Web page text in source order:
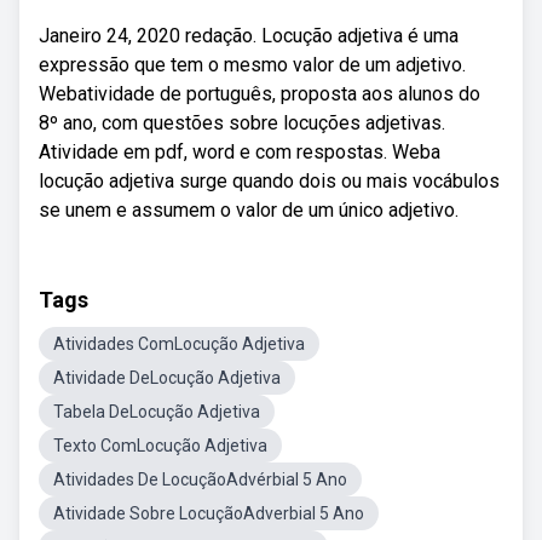
Janeiro 24, 2020 redação. Locução adjetiva é uma
expressão que tem o mesmo valor de um adjetivo.
Webatividade de português, proposta aos alunos do
8º ano, com questões sobre locuções adjetivas.
Atividade em pdf, word e com respostas. Weba
locução adjetiva surge quando dois ou mais vocábulos
se unem e assumem o valor de um único adjetivo.
Tags
Atividades ComLocução Adjetiva
Atividade DeLocução Adjetiva
Tabela DeLocução Adjetiva
Texto ComLocução Adjetiva
Atividades De LocuçãoAdvérbial 5 Ano
Atividade Sobre LocuçãoAdverbial 5 Ano